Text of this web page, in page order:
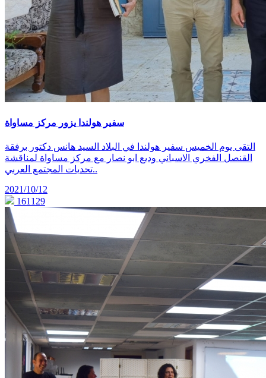
سفير هولندا يزور مركز مساواة
التقى يوم الخميس سفير هولندا في البلاد السيد هانس دكتور برفقة
القنصل الفخري الاسباني وديع ابو نصار مع مركز مساواة لمناقشة
تحديات المجتمع العربي..
2021/10/12
161129